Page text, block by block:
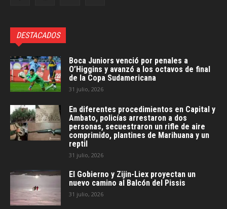
DESTACADOS
Boca Juniors venció por penales a
O’Higgins y avanzó a los octavos de final
de la Copa Sudamericana
31 julio, 2026
En diferentes procedimientos en Capital y
Ambato, policías arrestaron a dos
personas, secuestraron un rifle de aire
comprimido, plantines de Marihuana y un
reptil
31 julio, 2026
El Gobierno y Zijin-Liex proyectan un
nuevo camino al Balcón del Pissis
31 julio, 2026